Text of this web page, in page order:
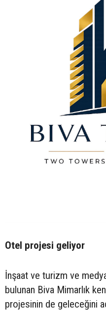
Otel projesi geliyor
İnşaat ve turizm ve
bulunan Biva Mimarlık
projesinin de geleceğini